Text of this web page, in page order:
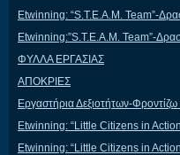
Etwinning: “S.T.E.A.M. Team”-
Etwinning:”S.T.E.A.M. Team”-
ΦΥΛΛΑ ΕΡΓΑΣΙΑΣ
ΑΠΟΚΡΙΕΣ
Εργαστήρια Δεξιοτήτων-
Etwinning: “Little Citizens in
Etwinning: “Little Citizens in